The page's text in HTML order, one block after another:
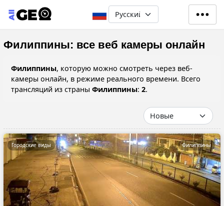
Перейти к основному
Select your language
Филиппины: все веб камеры онлайн
Филиппины, которую можно смотреть через веб-
камеры онлайн, в режиме реального времени. Всего
трансляций из страны Филиппины: 2.
Городские виды Филиппины